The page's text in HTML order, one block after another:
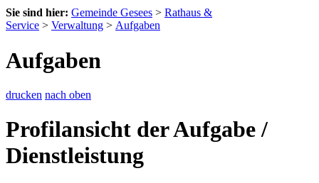
Sie sind hier: Gemeinde Gesees > Rathaus &
Service > Verwaltung > Aufgaben
Aufgaben
drucken nach oben
Profilansicht der Aufgabe /
Dienstleistung